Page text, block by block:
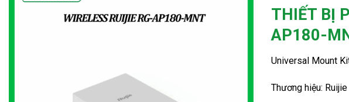
THIẾT BỊ
AP180-
Universal Mount
Thương hiệu: Ruijie